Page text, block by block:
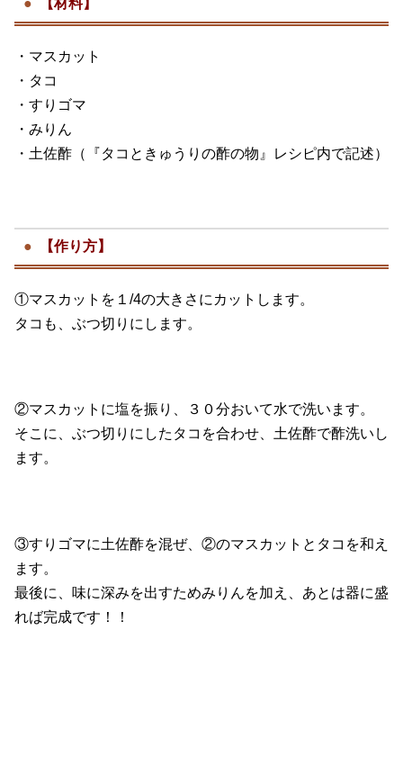
【材料】
・マスカット
・タコ
・すりゴマ
・みりん
・土佐酢（『タコときゅうりの酢の物』レシピ内で記述）
【作り方】
①マスカットを１/4の大きさにカットします。
タコも、ぶつ切りにします。
②マスカットに塩を振り、３０分おいて水で洗います。
そこに、ぶつ切りにしたタコを合わせ、土佐酢で酢洗いし
ます。
③すりゴマに土佐酢を混ぜ、②のマスカットとタコを和え
ます。
最後に、味に深みを出すためみりんを加え、あとは器に盛
れば完成です！！